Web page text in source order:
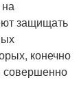
защищать
конечно